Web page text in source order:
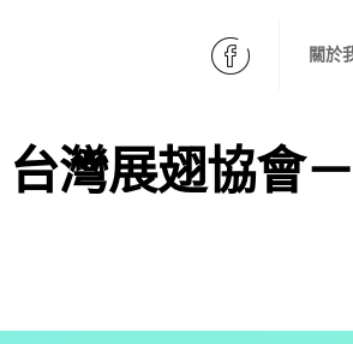
關於
台灣展翅協會